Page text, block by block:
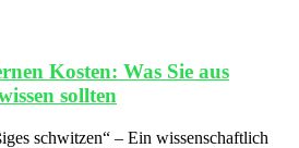
Kosten: Was Sie aus
sollten